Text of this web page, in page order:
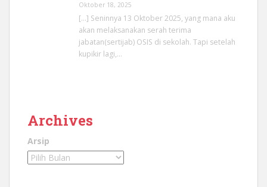
Oktober 18, 2025
[…] Seninnya 13 Oktober 2025, yang mana aku
akan melaksanakan serah terima
jabatan(sertijab) OSIS di sekolah. Tapi setelah
kupikir lagi,…
Archives
Arsip